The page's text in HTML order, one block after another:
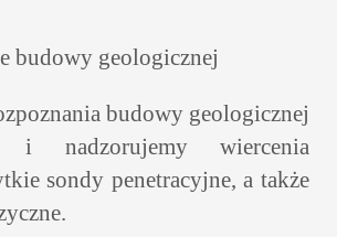
budowy geologicznej
i nadzorujemy wiercenia
sondy penetracyjne, a także